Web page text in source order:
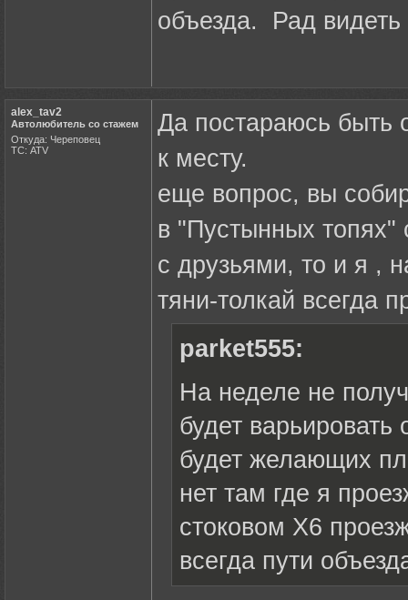
объезда. Рад
alex_tav2
Автолюбитель со стажем
Откуда: Череповец
ТС: ATV
Да постараюсь быть
к месту.
еще вопрос, вы
в "Пустынных топях"
с друзьями, то и я ,
тяни-толкай всегда
parket555:
На неделе не
будет варьировать
будет желающих
нет там где я
стоковом Х6
всегда пути